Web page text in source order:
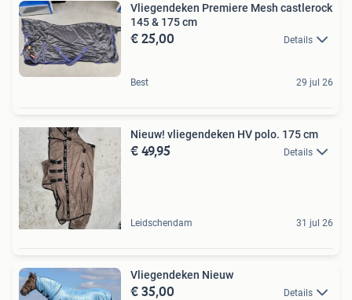
Vliegendeken Premiere Mesh castlerock
145 & 175 cm
€ 25,00 Details
Best 29 jul 26
Nieuw! vliegendeken HV polo. 175 cm
€ 49,95 Details
Leidschendam 31 jul 26
Vliegendeken Nieuw
€ 35,00 Details